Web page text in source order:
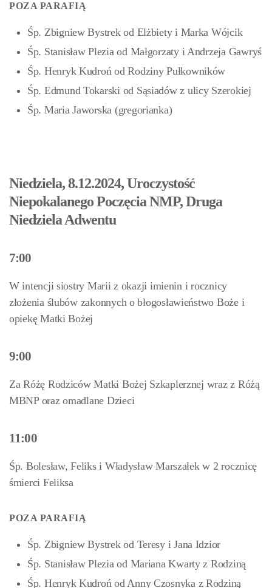
POZA PARAFIĄ
Śp. Zbigniew Bystrek od Elżbiety i Marka Wójcik
Śp. Stanisław Plezia od Małgorzaty i Andrzeja Gawryś
Śp. Henryk Kudroń od Rodziny Pułkowników
Śp. Edmund Tokarski od Sąsiadów z ulicy Szerokiej
Śp. Maria Jaworska (gregorianka)
Niedziela, 8.12.2024, Uroczystość
Niepokalanego Poczęcia NMP, Druga
Niedziela Adwentu
7:00
W intencji siostry Marii z okazji imienin i rocznicy
złożenia ślubów zakonnych o błogosławieństwo Boże i
opiekę Matki Bożej
9:00
Za Różę Rodziców Matki Bożej Szkaplerznej wraz z Różą
MBNP oraz omadlane Dzieci
11:00
Śp. Bolesław, Feliks i Władysław Marszałek w 2 rocznicę
śmierci Feliksa
POZA PARAFIĄ
Śp. Zbigniew Bystrek od Teresy i Jana Idzior
Śp. Stanisław Plezia od Mariana Kwarty z Rodziną
Śp. Henryk Kudroń od Anny Czosnyka z Rodziną